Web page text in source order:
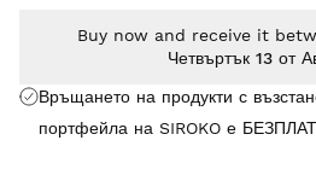
Връщането на продукти с
портфейла на SIROKO е
Buy now and receive it
Четвъртък 13 от